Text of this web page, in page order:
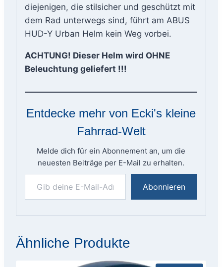
diejenigen, die stilsicher und geschützt mit
dem Rad unterwegs sind, führt am ABUS
HUD-Y Urban Helm kein Weg vorbei.
ACHTUNG! Dieser Helm wird OHNE
Beleuchtung geliefert !!!
Entdecke mehr von Ecki's kleine
Fahrrad-Welt
Melde dich für ein Abonnement an, um die
neuesten Beiträge per E-Mail zu erhalten.
Gib deine E-Mail-Adresse ein ...
Abonnieren
Ähnliche Produkte